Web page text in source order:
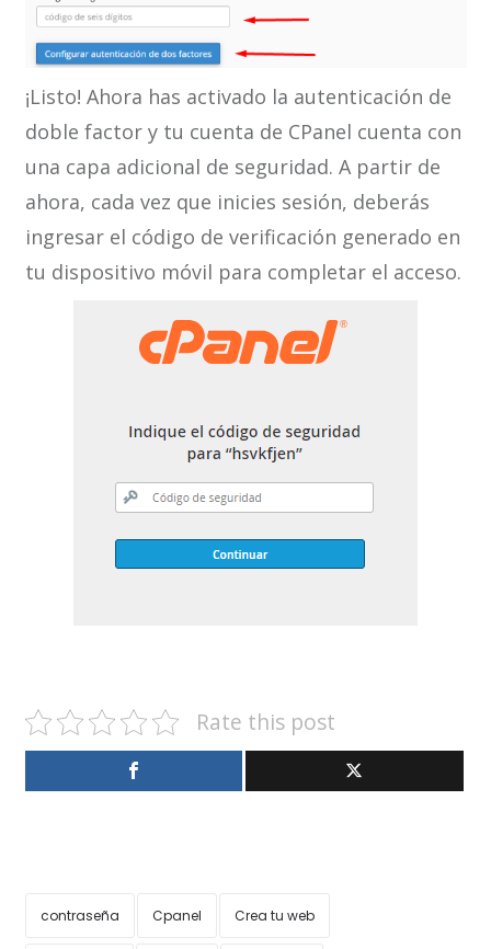
¡Listo! Ahora has activado la autenticación de
doble factor y tu cuenta de CPanel cuenta con
una capa adicional de seguridad. A partir de
ahora, cada vez que inicies sesión, deberás
ingresar el código de verificación generado en
tu dispositivo móvil para completar el acceso.
Rate this post
contraseña Cpanel Crea tu web